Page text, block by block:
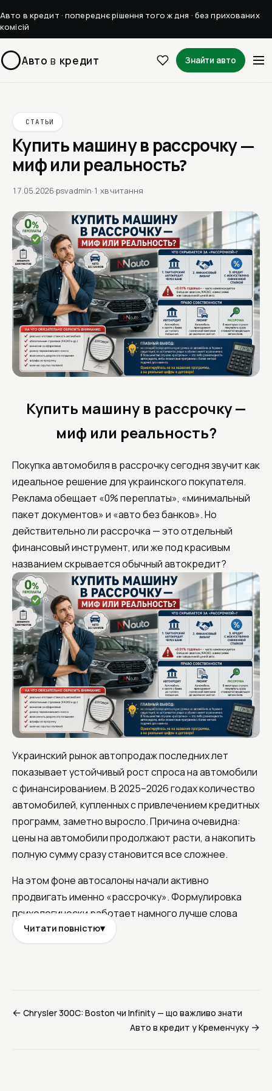
Авто в кредит · попереднє рішення того ж дня · без прихованих
комісій
Авто в кредит Знайти авто
СТАТЬИ
Купить машину в рассрочку —
миф или реальность?
17.05.2026·psvadmin·1 хв читання
Купить машину в рассрочку —
миф или реальность?
Покупка автомобиля в рассрочку сегодня звучит как
идеальное решение для украинского покупателя.
Реклама обещает «0% переплаты», «минимальный
пакет документов» и «авто без банков». Но
действительно ли рассрочка — это отдельный
финансовый инструмент, или же под красивым
названием скрывается обычный автокредит?
Украинский рынок автопродаж последних лет
показывает устойчивый рост спроса на автомобили
с финансированием. В 2025–2026 годах количество
автомобилей, купленных с привлечением кредитных
программ, заметно выросло. Причина очевидна:
цены на автомобили продолжают расти, а накопить
полную сумму сразу становится все сложнее.
На этом фоне автосалоны начали активно
продвигать именно «рассрочку». Формулировка
психологически работает намного лучше слова
«кредит». Для многих украинцев кредит
ассоциируется с высокими процентами,
изучить большинство предложений на рынке,
становится понятно: в реальности граница между
Читати повністю▾
← Chrysler 300C: Boston чи Infinity — що важливо знати
Авто в кредит у Кременчуку →